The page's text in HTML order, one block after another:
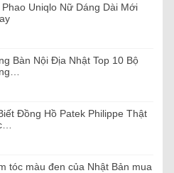
Uniqlo Nữ Dáng Dài Mới
Bàn Nội Địa Nhật Top 10 Bộ
Đồng Hồ Patek Philippe Thật
tóc màu đen của Nhật Bản mua